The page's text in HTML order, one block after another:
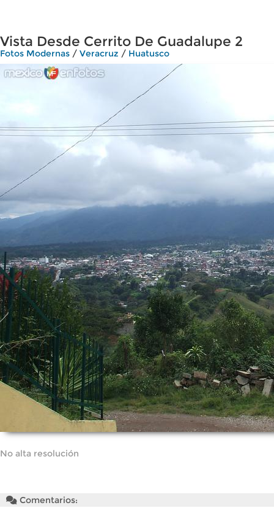
Vista Desde Cerrito De Guadalupe 2
Fotos Modernas / Veracruz / Huatusco
No alta resolución
Comentarios: